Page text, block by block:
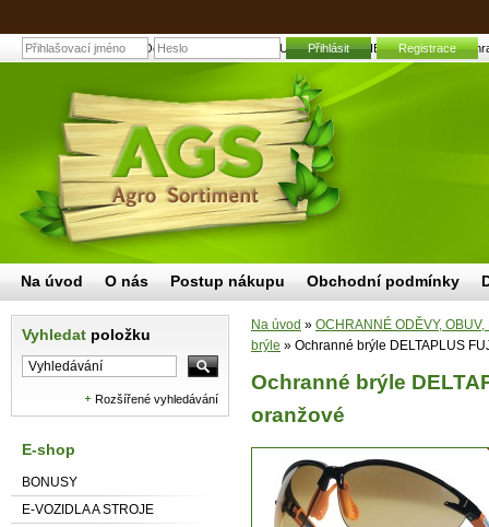
Ochranné brýle DELTAPLUS FUJI2 GRADIENT oranžové |
Přihlásit Registrace
Vyhledat položku
Rozšířené vyhledávání
E-shop
BONUSY
E-VOZIDLA A STROJE
Na úvod » OCHRANNÉ ODĚVY,
brýle » Ochranné brýle DELTAPLUS
Ochranné brýle
oranžové
Na úvod O nás Postup nákupu Obchodní podmínky